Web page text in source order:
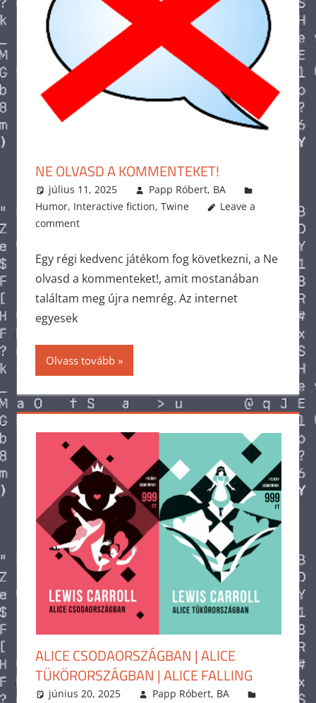
NE OLVASD A KOMMENTEKET!
július 11, 2025
Papp Róbert, BA
Humor, Interactive fiction, Twine
Leave a
comment
Egy régi kedvenc játékom fog következni, a Ne
olvasd a kommenteket!, amit mostanában
találtam meg újra nemrég. Az internet
egyesek
Olvass tovább
ALICE CSODAORSZÁGBAN | ALICE
TÜKÖRORSZÁGBAN | ALICE FALLING
június 20, 2025
Papp Róbert, BA